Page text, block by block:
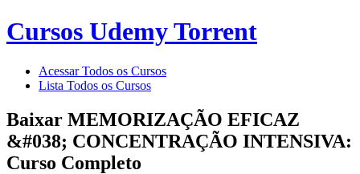
Cursos Udemy Torrent
Acessar Todos os Cursos
Lista Todos os Cursos
Baixar MEMORIZAÇÃO EFICAZ
&#038; CONCENTRAÇÃO INTENSIVA:
Curso Completo